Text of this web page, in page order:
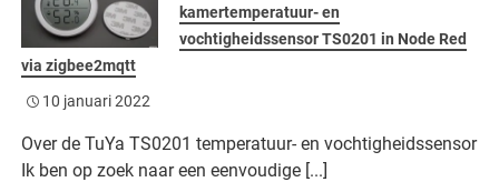
kamertemperatuur- en
vochtigheidssensor TS0201 in Node Red
via zigbee2mqtt
10 januari 2022
Over de TuYa TS0201 temperatuur- en vochtigheidssensor
Ik ben op zoek naar een eenvoudige [...]